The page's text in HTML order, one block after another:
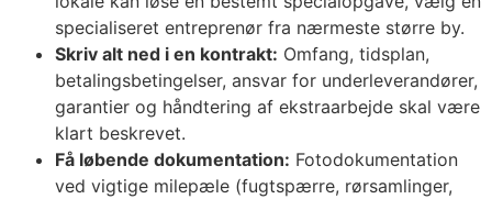
specialiseret entreprenør fra nærmeste større by.
Skriv alt ned i en kontrakt: Omfang, tidsplan,
betalingsbetingelser, ansvar for underleverandører,
garantier og håndtering af ekstraarbejde skal være
klart beskrevet.
Få løbende dokumentation: Fotodokumentation
ved vigtige milepæle (fugtspærre, rørsamlinger,